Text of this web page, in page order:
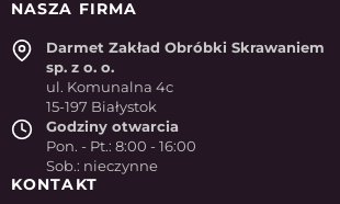
NASZA FIRMA
Darmet Zakład Obróbki Skrawaniem
sp. z o. o.
ul. Komunalna 4c
15-197 Białystok
Godziny otwarcia
Pon. - Pt.: 8:00 - 16:00
Sob.: nieczynne
KONTAKT